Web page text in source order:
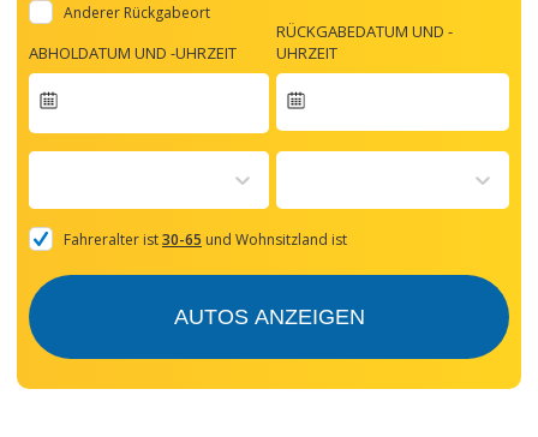
Anderer Rückgabeort
ABHOLDATUM UND -UHRZEIT
forward
with
the
and
RÜCKGABEDATUM UND -
UHRZEIT
Fahreralter ist30-65 und Wohnsitzland ist
AUTOS ANZEIGEN